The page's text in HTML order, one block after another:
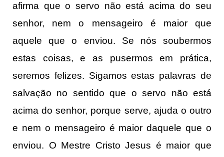
afirma que o servo não está acima do seu
senhor, nem o mensageiro é maior que
aquele que o enviou. Se nós soubermos
estas coisas, e as pusermos em prática,
seremos felizes. Sigamos estas palavras de
salvação no sentido que o servo não está
acima do senhor, porque serve, ajuda o outro
e nem o mensageiro é maior daquele que o
enviou. O Mestre Cristo Jesus é maior que